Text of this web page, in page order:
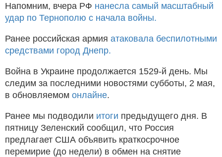
Напомним, вчера РФ нанесла самый масштабный
удар по Тернополю с начала войны.
Ранее российская армия атаковала беспилотными
средствами город Днепр.
Война в Украине продолжается 1529-й день. Мы
следим за последними новостями субботы, 2 мая,
в обновляемом онлайне.
Ранее мы подводили итоги предыдущего дня. В
пятницу Зеленский сообщил, что Россия
предлагает США объявить краткосрочное
перемирие (до недели) в обмен на снятие